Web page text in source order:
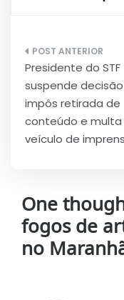
Navegação
de
Post
Presidente do STF
suspende
impôs retirada de
conteúdo e multa
veículo de
One
fogos de
no